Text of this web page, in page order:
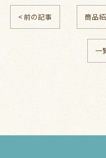
< 前の記事 商品
一